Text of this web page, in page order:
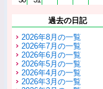
過去の日記
2026年8月の一覧
2026年7月の一覧
2026年6月の一覧
2026年5月の一覧
2026年4月の一覧
2026年3月の一覧